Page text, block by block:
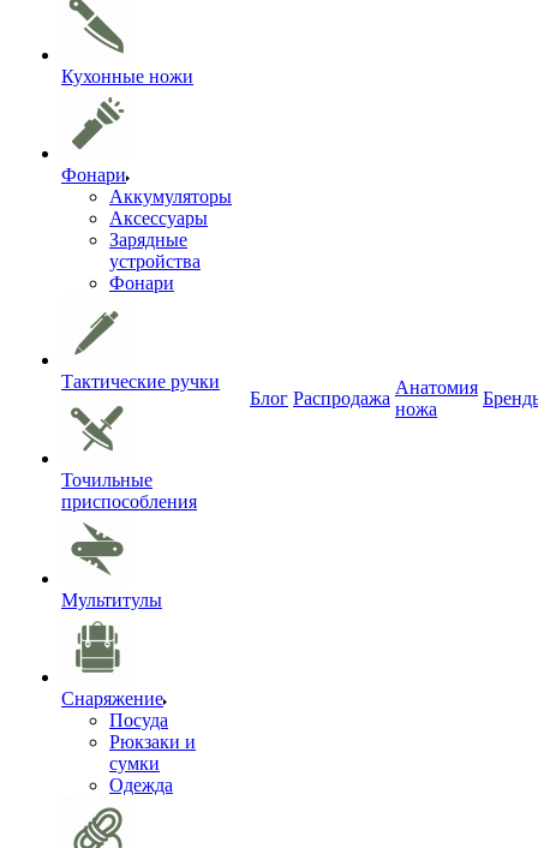
Кухонные ножи
Фонари
Аккумуляторы
Аксессуары
Зарядные
устройства
Фонари
Тактические ручки
Точильные
приспособления
Мультитулы
Снаряжение
Посуда
Рюкзаки и
сумки
Одежда
Блог Распродажа
Анатомия
ножа